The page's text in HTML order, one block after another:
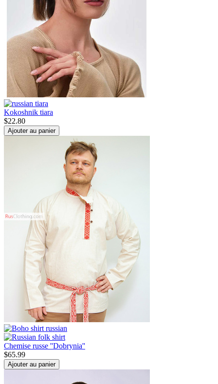
Kokoshnik tiara
$22.80
Ajouter au panier
Chemise russe ''Dobrynia''
$65.99
Ajouter au panier